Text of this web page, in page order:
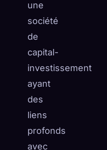
une
société
de
capital-
investissement
ayant
des
liens
profonds
avec